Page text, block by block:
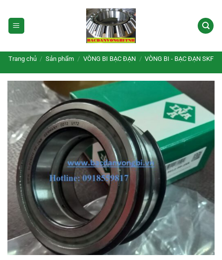
qua
nội
Trang chủ / Sản phẩm / VÒNG BI BẠC ĐẠN / VÒNG BI - BẠC ĐẠN SKF